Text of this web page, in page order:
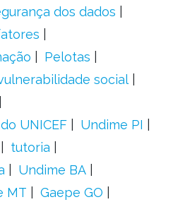
dos dados
Pelotas
social
UNICEF
Undime PI
tutoria
Undime BA
MT
Gaepe GO